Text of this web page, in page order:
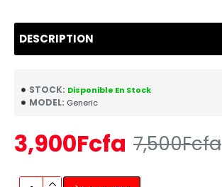
DESCRIPTION
STOCK: Disponible En Stock
MODEL: Generic
3,900Fcfa 7,500Fcfa